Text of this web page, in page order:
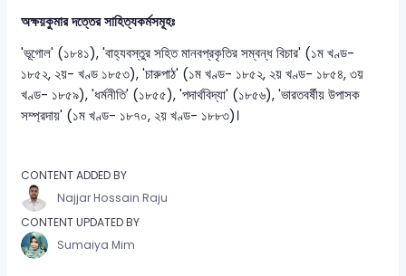
অক্ষয়কুমার দত্তের সাহিত্যকর্মসমূহঃ
'ভূগোল' (১৮৪১), 'বাহ্যবস্তুর সহিত মানবপ্রকৃতির সম্বন্ধ বিচার' (১ম খণ্ড-
১৮৫২, ২য়- খণ্ড ১৮৫৩), 'চারুপাঠ' (১ম খণ্ড- ১৮৫২, ২য় খণ্ড- ১৮৫৪, ৩য়
খণ্ড- ১৮৫৯), 'ধর্মনীতি' (১৮৫৫), 'পদার্থবিদ্যা' (১৮৫৬), 'ভারতবর্ষীয় উপাসক
সম্প্রদায়' (১ম খণ্ড- ১৮৭০, ২য় খণ্ড- ১৮৮৩)।
CONTENT ADDED BY
Najjar Hossain Raju
CONTENT UPDATED BY
Sumaiya Mim